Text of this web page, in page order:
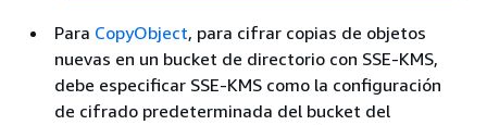
Para CopyObject, para cifrar copias de objetos
nuevas en un bucket de directorio con SSE-KMS,
debe especificar SSE-KMS como la configuración
de cifrado predeterminada del bucket del